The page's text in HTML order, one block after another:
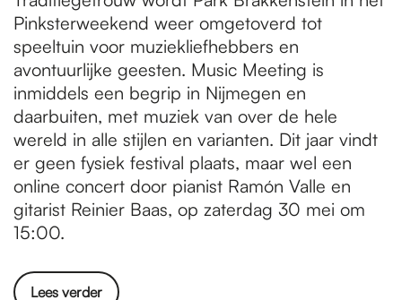
Pinksterweekend weer omgetoverd tot
speeltuin voor muziekliefhebbers en
avontuurlijke geesten. Music Meeting is
inmiddels een begrip in Nijmegen en
daarbuiten, met muziek van over de hele
wereld in alle stijlen en varianten. Dit jaar vindt
er geen fysiek festival plaats, maar wel een
online concert door pianist Ramón Valle en
gitarist Reinier Baas, op zaterdag 30 mei om
15:00.
Lees verder